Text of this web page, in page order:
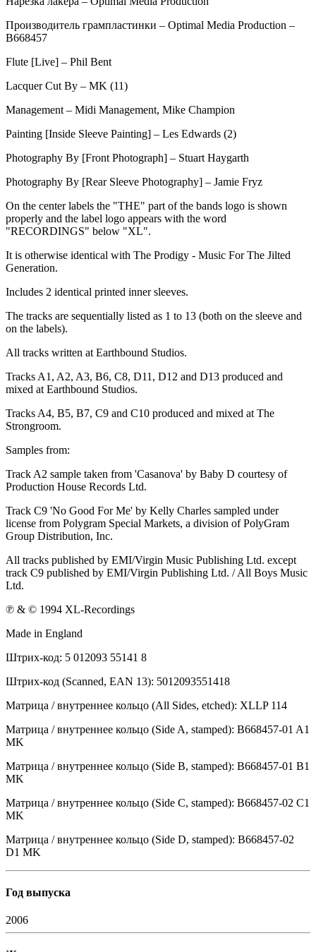
Производитель грампластинки – Optimal Media Production –
B668457
Flute [Live] – Phil Bent
Lacquer Cut By – MK (11)
Management – Midi Management, Mike Champion
Painting [Inside Sleeve Painting] – Les Edwards (2)
Photography By [Front Photograph] – Stuart Haygarth
Photography By [Rear Sleeve Photography] – Jamie Fryz
On the center labels the "THE" part of the bands logo is shown
properly and the label logo appears with the word
"RECORDINGS" below "XL".
It is otherwise identical with The Prodigy - Music For The Jilted
Generation.
Includes 2 identical printed inner sleeves.
The tracks are sequentially listed as 1 to 13 (both on the sleeve and
on the labels).
All tracks written at Earthbound Studios.
Tracks A1, A2, A3, B6, C8, D11, D12 and D13 produced and
mixed at Earthbound Studios.
Tracks A4, B5, B7, C9 and C10 produced and mixed at The
Strongroom.
Samples from:
Track A2 sample taken from 'Casanova' by Baby D courtesy of
Production House Records Ltd.
Track C9 'No Good For Me' by Kelly Charles sampled under
license from Polygram Special Markets, a division of PolyGram
Group Distribution, Inc.
All tracks published by EMI/Virgin Music Publishing Ltd. except
track C9 published by EMI/Virgin Publishing Ltd. / All Boys Music
Ltd.
℗ & © 1994 XL-Recordings
Made in England
Штрих-код: 5 012093 55141 8
Штрих-код (Scanned, EAN 13): 5012093551418
Матрица / внутреннее кольцо (All Sides, etched): XLLP 114
Матрица / внутреннее кольцо (Side A, stamped): B668457-01 A1
MK
Матрица / внутреннее кольцо (Side B, stamped): B668457-01 B1
MK
Матрица / внутреннее кольцо (Side C, stamped): B668457-02 C1
MK
Матрица / внутреннее кольцо (Side D, stamped): B668457-02
D1 MK
Год выпуска
2006